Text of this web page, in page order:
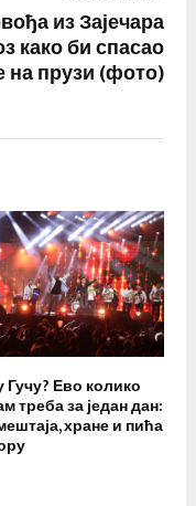
из Зајечара
како би спасао
на прузи (фото)
Гучу? Ево колико
треба за један дан:
хране и пића